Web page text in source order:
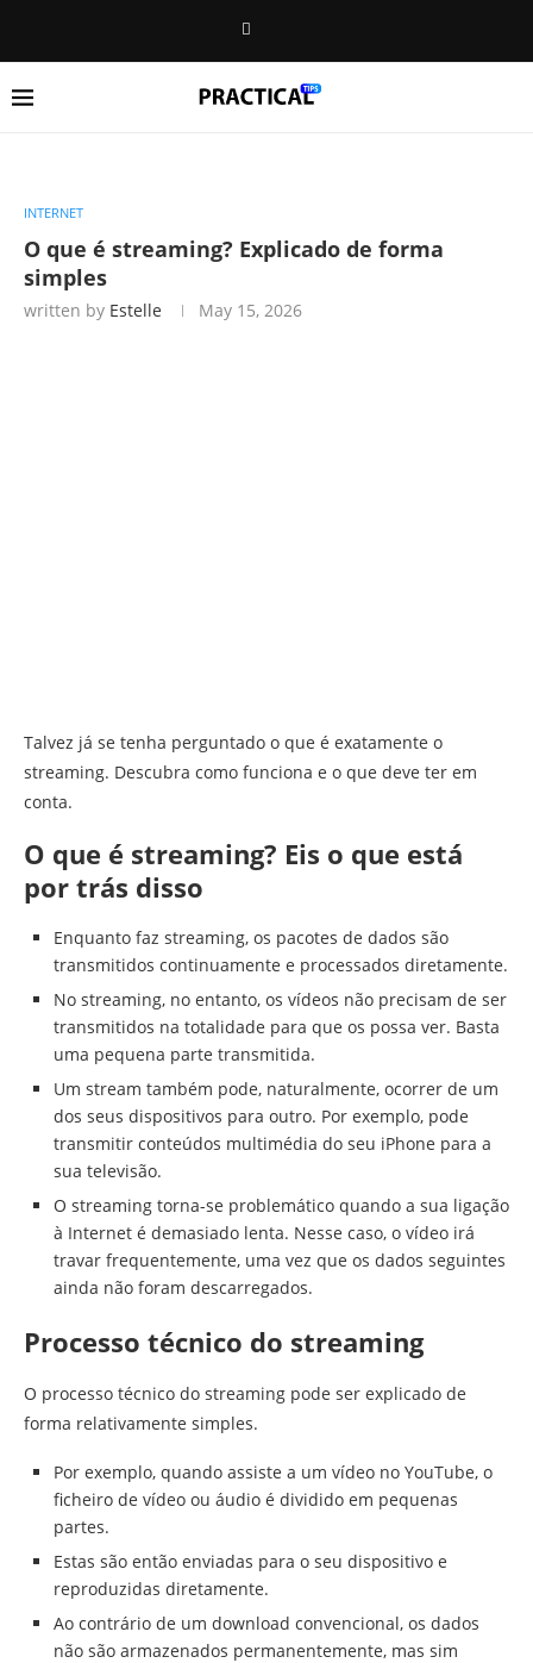
INTERNET
O que é streaming? Explicado de forma
simples
written by Estelle May 15, 2026
Talvez já se tenha perguntado o que é exatamente o
streaming. Descubra como funciona e o que deve ter em
conta.
O que é streaming? Eis o que está
por trás disso
Enquanto faz streaming, os pacotes de dados são
transmitidos continuamente e processados diretamente.
No streaming, no entanto, os vídeos não precisam de ser
transmitidos na totalidade para que os possa ver. Basta
uma pequena parte transmitida.
Um stream também pode, naturalmente, ocorrer de um
dos seus dispositivos para outro. Por exemplo, pode
transmitir conteúdos multimédia do seu iPhone para a
sua televisão.
O streaming torna-se problemático quando a sua ligação
à Internet é demasiado lenta. Nesse caso, o vídeo irá
travar frequentemente, uma vez que os dados seguintes
ainda não foram descarregados.
Processo técnico do streaming
O processo técnico do streaming pode ser explicado de
forma relativamente simples.
Por exemplo, quando assiste a um vídeo no YouTube, o
ficheiro de vídeo ou áudio é dividido em pequenas
partes.
Estas são então enviadas para o seu dispositivo e
reproduzidas diretamente.
Ao contrário de um download convencional, os dados
não são armazenados permanentemente, mas sim